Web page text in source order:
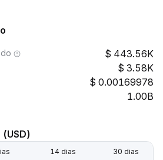
443.56K
3.58K
0.00169978
1.00B
14 dias 30 dias